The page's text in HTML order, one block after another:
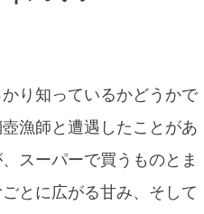
り知っているかどうかで
漁師と遭遇したことがあ
スーパーで買うものとま
とに広がる甘み、そして